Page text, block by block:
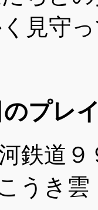
見守
のプレ
鉄道９
うき雲